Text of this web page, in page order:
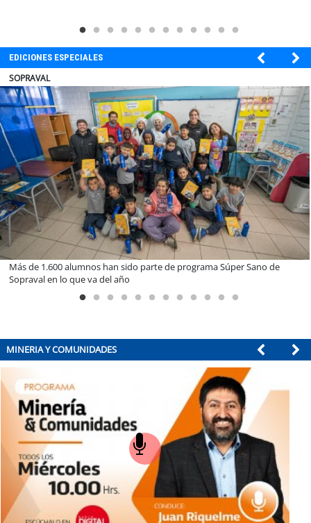
EDICIONES ESPECIALES
Sano de
Miguel Palacios asume la presidencia de
con foco en la vinculación ciudadana
MINERIA Y COMUNIDADES
Minería &